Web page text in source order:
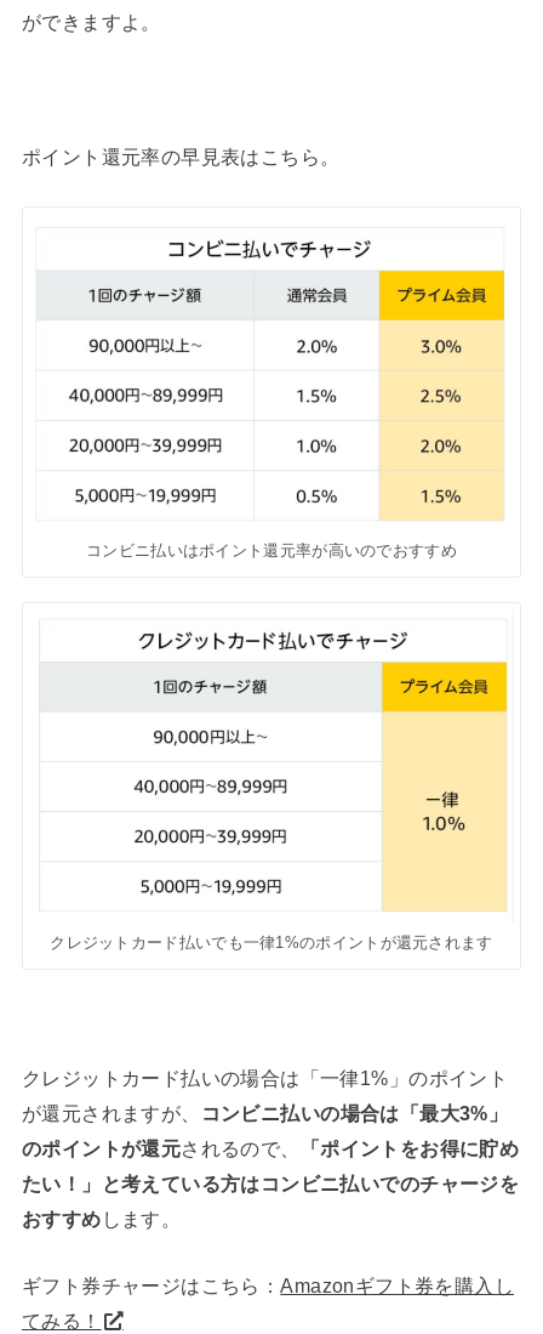
ができますよ。
ポイント還元率の早見表はこちら。
コンビニ払いはポイント還元率が高いのでおすすめ
クレジットカード払いでも一律1%のポイントが還元されます
クレジットカード払いの場合は「一律1%」のポイント
が還元されますが、
コンビニ払いの場合は「最大3%」
のポイントが還元されるので、
「ポイントをお得に貯め
たい！」と考えている方はコンビニ払いでのチャージを
おすすめ します。
ギフト券チャージはこちら：Amazonギフト券を購入し
てみる！